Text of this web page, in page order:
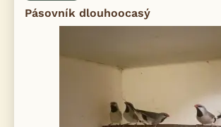
Pásovník dlouhoocasý